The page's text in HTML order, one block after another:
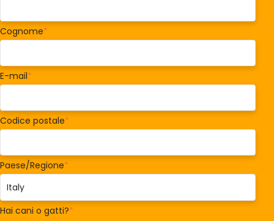
Cognome*
E-mail*
Codice postale*
Paese/Regione*
Hai cani o gatti?*